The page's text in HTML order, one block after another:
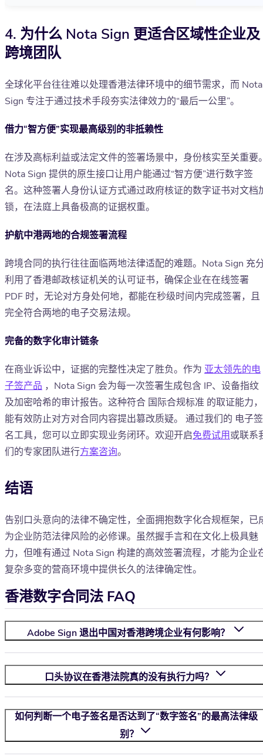
4. 为什么 Nota Sign 更适合区域性企业及
跨境团队
全球化平台往往难以处理香港法律环境中的细节需求，而 Nota
Sign 专注于通过技术手段夯实法律效力的“最后一公里”。
借力“智方便”实现最高级别的非抵赖性
在涉及高标利益或法定文件的签署场景中，身份核实至关重要
Nota Sign 提供的原生接口让用户能通过“智方便”进行数字签
名。这种签署人身份认证方式通过政府核证的数字证书对文档
锁，在法庭上具备极高的证据权重。
护航中港两地的合规签署流程
跨境合同的执行往往面临两地法律适配的难题。Nota Sign 充
利用了香港邮政核证机关的认可证书，确保企业在在线签署
PDF 时，无论对方身处何地，都能在秒级时间内完成签署，且
完全符合两地的电子交易法规。
完备的数字化审计链条
在商业诉讼中，证据的完整性决定了胜负。作为 亚太领先的电
子签产品 ，Nota Sign 会为每一次签署生成包含 IP、设备指纹
及加密哈希的审计报告。这种符合 国际合规标准 的取证能力，
能有效防止对方对合同内容提出篡改质疑。 通过我们的 电子签
名工具，您可以立即实现业务闭环。欢迎开启免费试用或联系
们的专家团队进行方案咨询。
结语
告别口头意向的法律不确定性，全面拥抱数字化合规框架，已
为企业防范法律风险的必修课。虽然握手言和在文化上极具魅
力，但唯有通过 Nota Sign 构建的高效签署流程，才能为企业
复杂多变的营商环境中提供长久的法律确定性。
香港数字合同法 FAQ
Adobe Sign 退出中国对香港跨境企业有何影响？
口头协议在香港法院真的没有执行力吗？
如何判断一个电子签名是否达到了“数字签名”的最高法律级
别？